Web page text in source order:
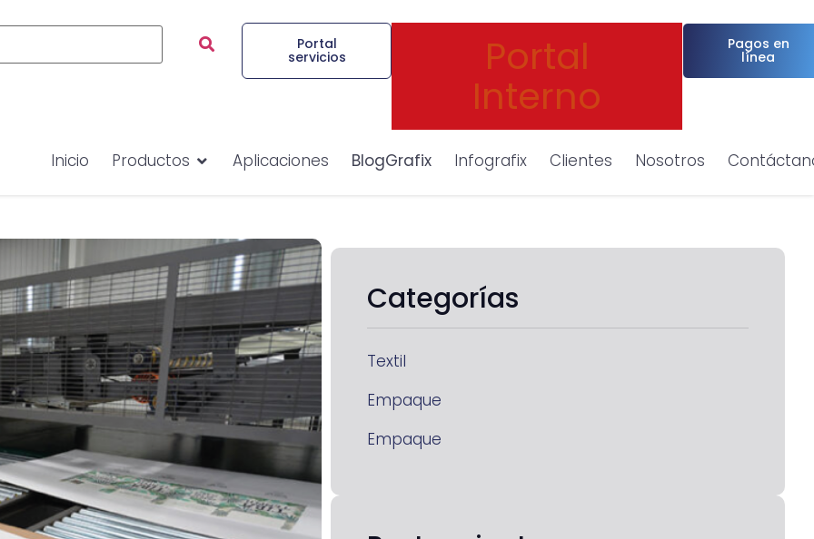
Portal
servicios Portal
Interno
Pagos en
línea
Inicio Productos Aplicaciones BlogGrafix Infografix Clientes Nosotros
Categorías
Textil
Empaque
Empaque